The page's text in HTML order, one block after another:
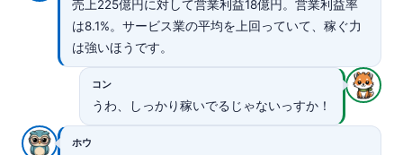
売上225億円に対して営業利益18億円。営業利益率
は8.1%。サービス業の平均を上回っていて、稼ぐ力
は強いほうです。
コン
うわ、しっかり稼いでるじゃないっすか！
ホウ